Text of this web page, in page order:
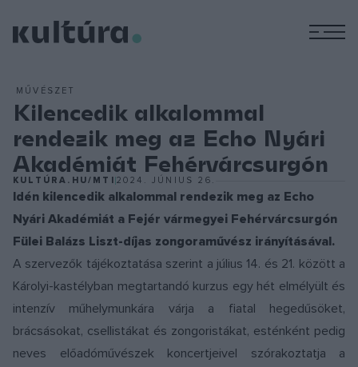
MŰVÉSZET
Kilencedik alkalommal
rendezik meg az Echo Nyári
Akadémiát Fehérvárcsurgón
KULTÚRA.HU/MTI 2024. JÚNIUS 26.
Idén kilencedik alkalommal rendezik meg az Echo
Nyári Akadémiát a Fejér vármegyei Fehérvárcsurgón
Fülei Balázs Liszt-díjas zongoraművész irányításával.
A szervezők tájékoztatása szerint a július 14. és 21. között a
Károlyi-kastélyban megtartandó kurzus egy hét elmélyült és
intenzív műhelymunkára várja a fiatal hegedűsöket,
brácsásokat, csellistákat és zongoristákat, esténként pedig
neves előadóművészek koncertjeivel szórakoztatja a